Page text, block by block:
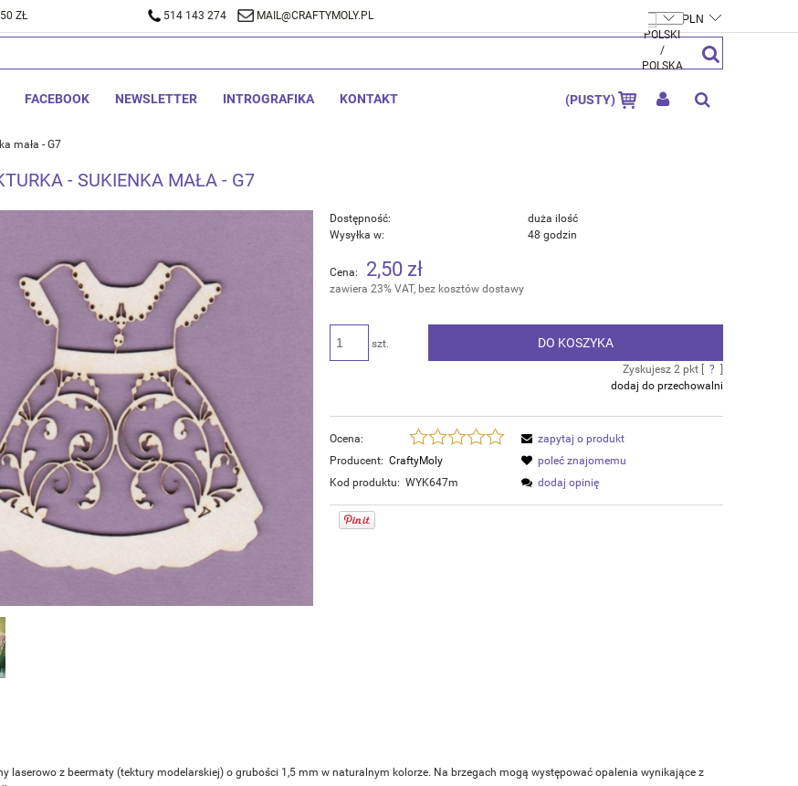
OD 150 ZŁ 514 143 274 MAIL@CRAFTYMOLY.PL ZALOGUJ SIĘ
(PUSTY)
FACEBOOK NEWSLETTER INTROGRAFIKA KONTAKT
mała - G7
ZŁ 514 143 274 MAIL@CRAFTYMOLY.PL
- SUKIENKA MAŁA - G7
Dostępność:
duża ilość
Wysyłka w:
48 godzin
Cena: 2,50 zł
zawiera 23% VAT, bez kosztów dostawy
szt. DO KOSZYKA
Zyskujesz 2pkt [ ?
dodaj do przechowalni
Ocena:
Producent: CraftyMoly
Kod produktu: WYK647m
zapytaj o produkt
poleć znajomemu
dodaj opinię
laserowo z beermaty (tektury modelarskiej) o grubości 1,5 mm w naturalnym kolorze. Na brzegach mogą występować opalenia wynikające z